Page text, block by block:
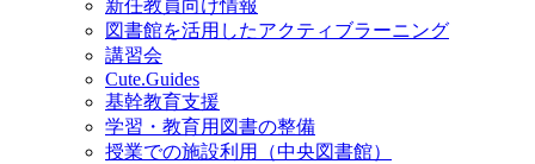
新任教員向け情報
図書館を活用したアクティブラーニング
講習会
Cute.Guides
基幹教育支援
学習・教育用図書の整備
授業での施設利用（中央図書館）